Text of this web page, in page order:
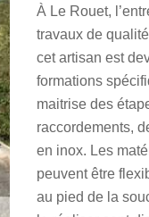
À Le Rouet,
travaux de
cet artisan est
formations
maitrise des
raccordements,
en inox. Les
peuvent être
au pied de la